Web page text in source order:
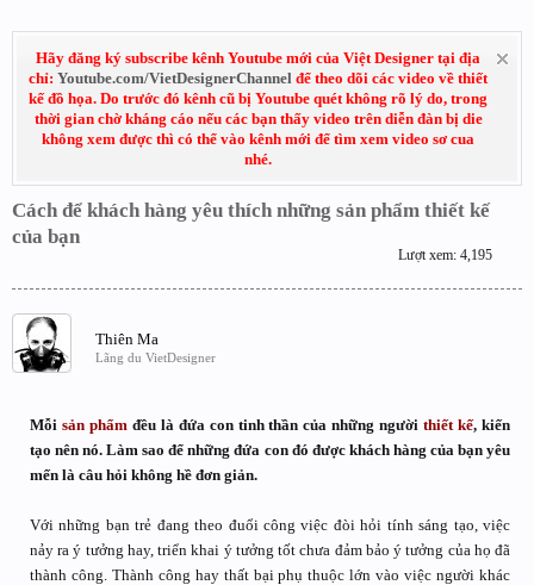
Hãy đăng ký subscribe kênh Youtube mới của Việt Designer tại địa
chỉ: Youtube.com/VietDesignerChannel để theo dõi các video về thiết
kế đồ họa. Do trước đó kênh cũ bị Youtube quét không rõ lý do, trong
thời gian chờ kháng cáo nếu các bạn thấy video trên diễn đàn bị die
không xem được thì có thể vào kênh mới để tìm xem video sơ cua
nhé.
Cách để khách hàng yêu thích những sản phẩm thiết kế
của bạn
Lượt xem: 4,195
Thiên Ma
Lãng du VietDesigner
Mỗi sản phẩmđều là đứa con tinh thần của những ngườithiết kế, kiến
tạo nên nó. Làm sao để những đứa con đó được khách hàng của bạn yêu
mến là câu hỏi không hề đơn giản.
Với những bạn trẻ đang theo đuổi công việc đòi hỏi tính sáng tạo, việc
nảy ra ý tưởng hay, triển khai ý tưởng tốt chưa đảm bảo ý tưởng của họ đã
thành công. Thành công hay thất bại phụ thuộc lớn vào việc người khác